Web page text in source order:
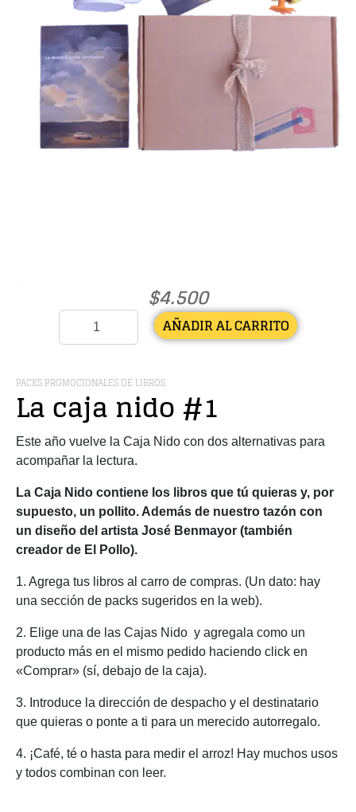
$4.500
AÑADIR AL CARRITO
PACKS PROMOCIONALES DE LIBROS
La caja nido #1
Este año vuelve la Caja Nido con dos alternativas para
acompañar la lectura.
La Caja Nido contiene los libros que tú quieras y, por
supuesto, un pollito. Además de nuestro tazón con
un diseño del artista José Benmayor (también
creador de El Pollo).
1. Agrega tus libros al carro de compras. (Un dato: hay
una sección de packs sugeridos en la web).
2. Elige una de las Cajas Nido y agregala como un
producto más en el mismo pedido haciendo click en
«Comprar» (sí, debajo de la caja).
3. Introduce la dirección de despacho y el destinatario
que quieras o ponte a ti para un merecido autorregalo.
4. ¡Café, té o hasta para medir el arroz! Hay muchos usos
y todos combinan con leer.